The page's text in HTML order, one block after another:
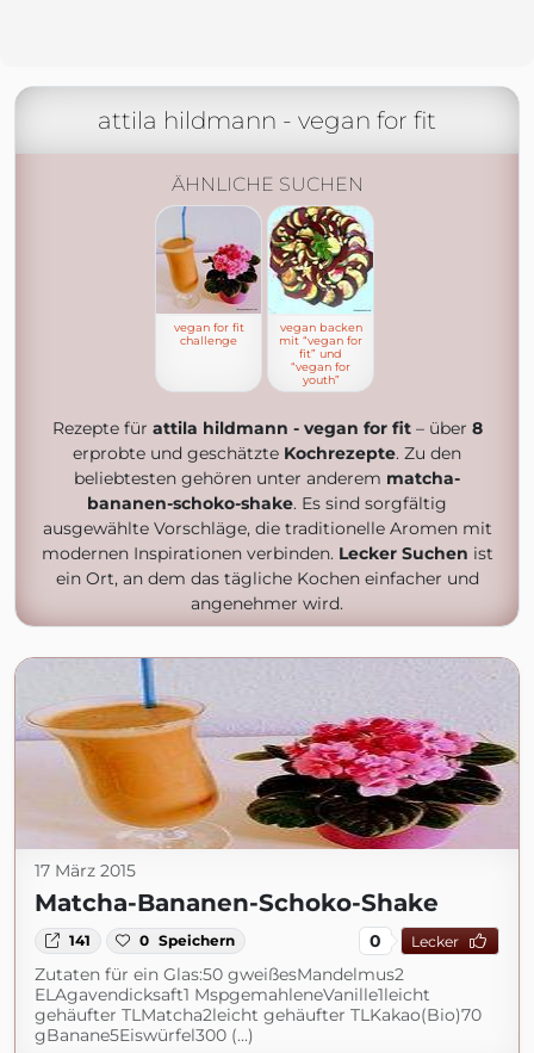
attila hildmann - vegan for fit
ÄHNLICHE SUCHEN
vegan for fit
challenge
vegan backen
mit “vegan for
fit” und
“vegan for
youth”
Rezepte für attila hildmann - vegan for fit– über 8
erprobte und geschätzte Kochrezepte. Zu den
beliebtesten gehören unter anderem matcha-
bananen-schoko-shake. Es sind sorgfältig
ausgewählte Vorschläge, die traditionelle Aromen mit
modernen Inspirationen verbinden. Lecker Suchen ist
ein Ort, an dem das tägliche Kochen einfacher und
angenehmer wird.
17 März 2015
Matcha-Bananen-Schoko-Shake
141 0 Speichern 0 Lecker
Zutaten für ein Glas:50 gweißesMandelmus2
ELAgavendicksaft1 MspgemahleneVanille1leicht
gehäufter TLMatcha2leicht gehäufter TLKakao(Bio)70
gBanane5Eiswürfel300 (...)